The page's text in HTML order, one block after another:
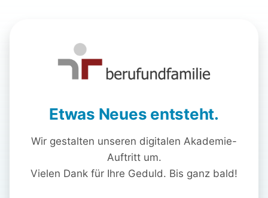
Etwas Neues entsteht.
Wir gestalten unseren digitalen Akademie-
Auftritt um.
Vielen Dank für Ihre Geduld. Bis ganz bald!